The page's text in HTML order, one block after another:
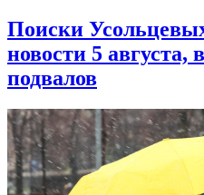
Поиски
новости 5
подвалов